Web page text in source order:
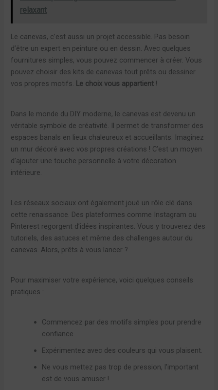
relaxant
Le canevas, c’est aussi un projet accessible. Pas besoin
d’être un expert en peinture ou en dessin. Avec quelques
fournitures simples, vous pouvez commencer à créer. Vous
pouvez choisir des kits de canevas tout prêts ou dessiner
vos propres motifs. Le choix vous appartient !
Dans le monde du DIY moderne, le canevas est devenu un
véritable symbole de créativité. Il permet de transformer des
espaces banals en lieux chaleureux et accueillants. Imaginez
un mur décoré avec vos propres créations ! C’est un moyen
d’ajouter une touche personnelle à votre décoration
intérieure.
Les réseaux sociaux ont également joué un rôle clé dans
cette renaissance. Des plateformes comme Instagram ou
Pinterest regorgent d’idées inspirantes. Vous y trouverez des
tutoriels, des astuces et même des challenges autour du
canevas. Alors, prêts à vous lancer ?
Pour maximiser votre expérience, voici quelques conseils
pratiques :
Commencez par des motifs simples pour prendre
confiance.
Expérimentez avec des couleurs qui vous plaisent.
Ne vous mettez pas trop de pression, l’important
est de vous amuser !